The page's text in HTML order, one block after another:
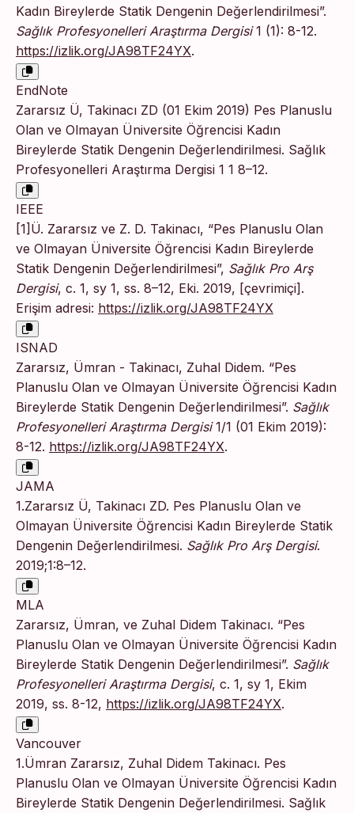
Kadın Bireylerde Statik Dengenin Değerlendirilmesi”.
Sağlık Profesyonelleri Araştırma Dergisi1 (1): 8-12.
https://izlik.org/JA98TF24YX.
EndNote
Zararsız Ü, Takinacı ZD (01 Ekim 2019) Pes Planuslu
Olan ve Olmayan Üniversite Öğrencisi Kadın
Bireylerde Statik Dengenin Değerlendirilmesi. Sağlık
Profesyonelleri Araştırma Dergisi 1 1 8–12.
IEEE
[1]Ü. Zararsız ve Z. D. Takinacı, “Pes Planuslu Olan
ve Olmayan Üniversite Öğrencisi Kadın Bireylerde
Statik Dengenin Değerlendirilmesi”, Sağlık Pro Arş
Dergisi, c. 1, sy 1, ss. 8–12, Eki. 2019, [çevrimiçi].
Erişim adresi: https://izlik.org/JA98TF24YX
ISNAD
Zararsız, Ümran - Takinacı, Zuhal Didem. “Pes
Planuslu Olan ve Olmayan Üniversite Öğrencisi Kadın
Bireylerde Statik Dengenin Değerlendirilmesi”. Sağlık
Profesyonelleri Araştırma Dergisi1/1 (01 Ekim 2019):
8-12. https://izlik.org/JA98TF24YX.
JAMA
1.Zararsız Ü, Takinacı ZD. Pes Planuslu Olan ve
Olmayan Üniversite Öğrencisi Kadın Bireylerde Statik
Dengenin Değerlendirilmesi. Sağlık Pro Arş Dergisi.
2019;1:8–12.
MLA
Zararsız, Ümran, ve Zuhal Didem Takinacı. “Pes
Planuslu Olan ve Olmayan Üniversite Öğrencisi Kadın
Bireylerde Statik Dengenin Değerlendirilmesi”. Sağlık
Profesyonelleri Araştırma Dergisi, c. 1, sy 1, Ekim
2019, ss. 8-12, https://izlik.org/JA98TF24YX.
Vancouver
1.Ümran Zararsız, Zuhal Didem Takinacı. Pes
Planuslu Olan ve Olmayan Üniversite Öğrencisi Kadın
Bireylerde Statik Dengenin Değerlendirilmesi. Sağlık